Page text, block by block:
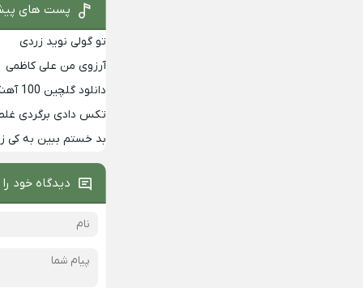
پست های
تو گولی نوید زردی
آرزوی من علی کاظمی
دانلود گلچین 100 آهنگ برتر دهه 90
تکس دادی برگردی
بد خستم ببین به کی
دیدگاه خود